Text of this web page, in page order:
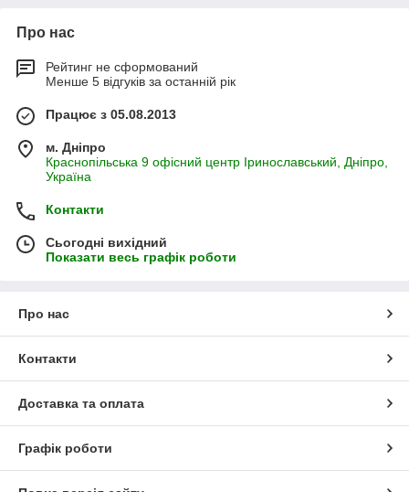
Про нас
Рейтинг не сформований
Менше 5 відгуків за останній рік
Працює з 05.08.2013
м. Дніпро
Краснопільська 9 офісний центр Іринославський, Дніпро,
Україна
Контакти
Сьогодні вихідний
Показати весь графік роботи
Про нас
Контакти
Доставка та оплата
Графік роботи